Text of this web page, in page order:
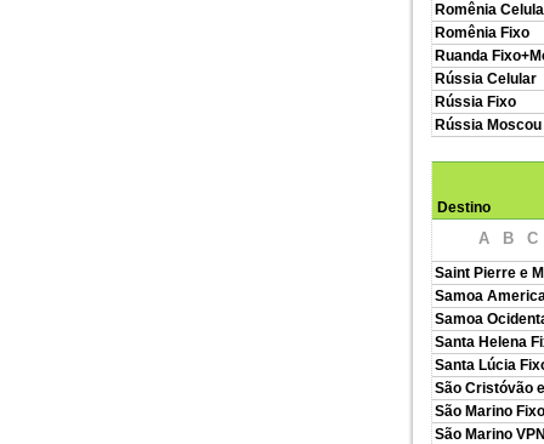
Romênia
Romênia Fixo
Ruanda
Rússia Celular
Rússia Fixo
Rússia Moscou
Destino
A B C
Saint Pierre e
Samoa
Samoa
Santa Helena
Santa Lúcia
São Cristóvão
São Marino Fixo
São Marino